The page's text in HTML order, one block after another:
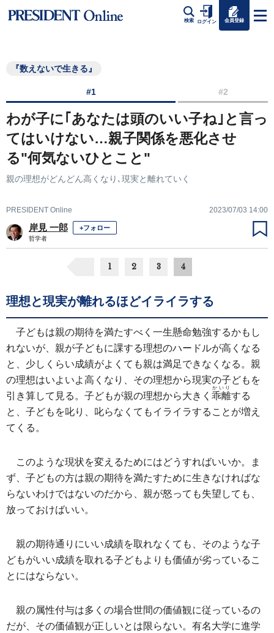
検索 ログイン 会員登録
『数えないで生きる』
#1 #2
わが子に｢あなたは頭のいい子ね｣と言っ
てはいけない…親子関係を悪化させ
る"何気ないひとこと"
親の理想がどんどん高くなり､現実と離れていく
PRESIDENT Online 2023/07/03 14:00
岸見 一郎 +フォロー
哲学者
1 2 3 4
理想と現実が離れるほどイライラする
子どもは親の期待を満たすべく一生懸命勉強するかもし
れないが、親が子どもに課する理想のハードルが高くなる
と、少しくらい成績がよくても親は満足できなくなる。親
の理想はいよいよ高くなり、その理想から現実の子どもを
引き算して見る。子どもが親の理想から大きく 乖離
かいり
する
と、子どもを叱り、叱らなくてもイライラすることが増え
てくる。
このような現状を変えるためにはどうすればいいか。ま
ず、子どもの方は親の期待を満たすために生きなければな
らないわけではないのだから、親が怒っても失望しても、
放っておけばいい。
親の期待通りにいい成績を取れなくても、そのような子
どもがいい成績を取れる子どもよりも価値が劣っているこ
とにはならない。
親の属性付与は多くの場合世間の価値観に従っているの
だが、その価値観が正しいとは限らない。有名大学に進学